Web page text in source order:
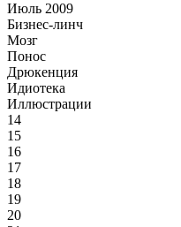
Июль 2009
Бизнес-линч
Мозг
Понос
Дрюкенция
Идиотека
Иллюстрации
14
15
16
17
18
19
20